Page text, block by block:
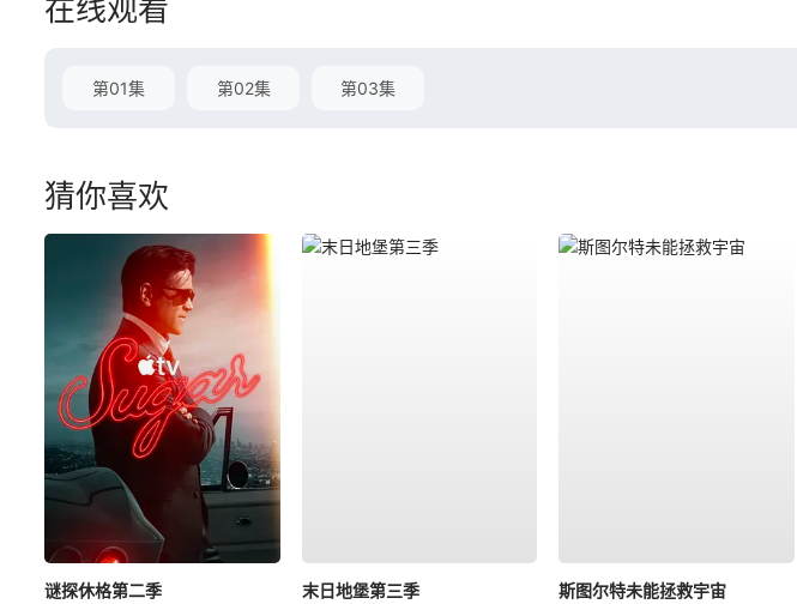
在线观看
第01集 第02集 第03集
猜你喜欢
谜探休格第二季
末日地堡第三季
斯图尔特未能拯救宇宙